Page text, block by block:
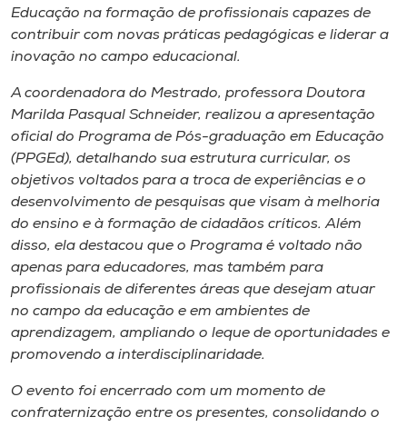
Educação na formação de profissionais capazes de
contribuir com novas práticas pedagógicas e liderar a
inovação no campo educacional.
A coordenadora do Mestrado, professora Doutora
Marilda Pasqual Schneider, realizou a apresentação
oficial do Programa de Pós-graduação em Educação
(PPGEd), detalhando sua estrutura curricular, os
objetivos voltados para a troca de experiências e o
desenvolvimento de pesquisas que visam à melhoria
do ensino e à formação de cidadãos críticos. Além
disso, ela destacou que o Programa é voltado não
apenas para educadores, mas também para
profissionais de diferentes áreas que desejam atuar
no campo da educação e em ambientes de
aprendizagem, ampliando o leque de oportunidades e
promovendo a interdisciplinaridade.
O evento foi encerrado com um momento de
confraternização entre os presentes, consolidando o